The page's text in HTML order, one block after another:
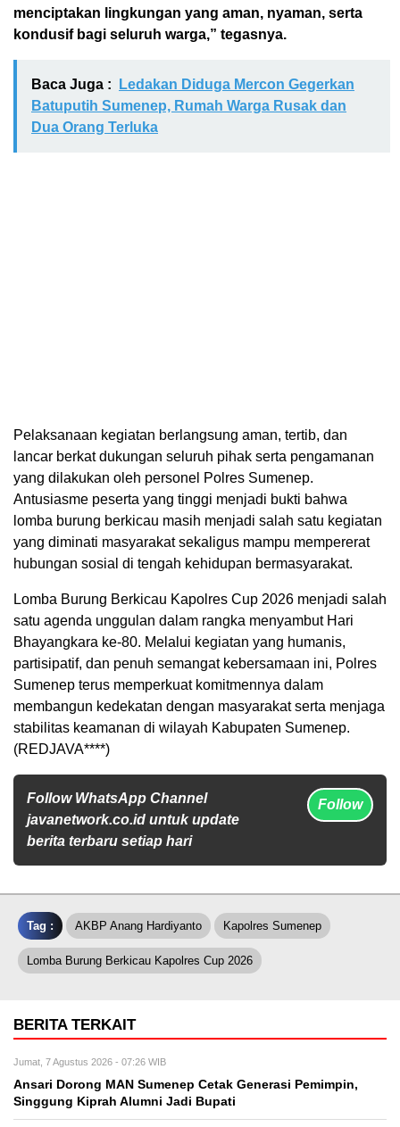
menciptakan lingkungan yang aman, nyaman, serta
kondusif bagi seluruh warga,” tegasnya.
Baca Juga :
Ledakan Diduga Mercon Gegerkan
Batuputih Sumenep, Rumah Warga Rusak dan
Dua Orang Terluka
Pelaksanaan kegiatan berlangsung aman, tertib, dan
lancar berkat dukungan seluruh pihak serta pengamanan
yang dilakukan oleh personel Polres Sumenep.
Antusiasme peserta yang tinggi menjadi bukti bahwa
lomba burung berkicau masih menjadi salah satu kegiatan
yang diminati masyarakat sekaligus mampu mempererat
hubungan sosial di tengah kehidupan bermasyarakat.
Lomba Burung Berkicau Kapolres Cup 2026 menjadi salah
satu agenda unggulan dalam rangka menyambut Hari
Bhayangkara ke-80. Melalui kegiatan yang humanis,
partisipatif, dan penuh semangat kebersamaan ini, Polres
Sumenep terus memperkuat komitmennya dalam
membangun kedekatan dengan masyarakat serta menjaga
stabilitas keamanan di wilayah Kabupaten Sumenep.
(REDJAVA****)
Follow WhatsApp Channel
javanetwork.co.id untuk update
berita terbaru setiap hari
Follow
Tag : AKBP Anang Hardiyanto Kapolres Sumenep
Lomba Burung Berkicau Kapolres Cup 2026
BERITA TERKAIT
Jumat, 7 Agustus 2026 - 07:26 WIB
Ansari Dorong MAN Sumenep Cetak Generasi Pemimpin,
Singgung Kiprah Alumni Jadi Bupati